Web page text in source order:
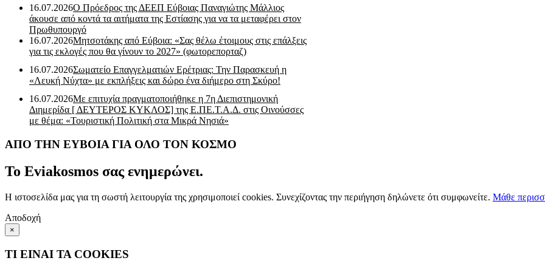
16.07.2026Ο Πρόεδρος της ΔΕΕΠ Εύβοιας Παναγιώτης Μάλλιος
άκουσε από κοντά τα αιτήματα της Εστίασης για να τα μεταφέρει στον
Πρωθυπουργό
16.07.2026Μητσοτάκης από Εύβοια: «Σας θέλω έτοιμους στις επάλξεις
για τις εκλογές που θα γίνουν το 2027» (φωτορεπορταζ)
16.07.2026Σωματείο Επαγγελματιών Ερέτριας: Την Παρασκευή η
«Λευκή Νύχτα» με εκπλήξεις και δώρο ένα διήμερο στη Σκύρο!
16.07.2026Με επιτυχία πραγματοποιήθηκε η 7η Διεπιστημονική
Διημερίδα [ ΔEYΤΕΡΟΣ ΚΥΚΛΟΣ] της Ε.ΠΕ.Τ.Α.Δ. στις Οινούσσες
με θέμα: «Τουριστική Πολιτική στα Μικρά Νησιά»
ΑΠΟ ΤΗΝ ΕΥΒΟΙΑ ΓΙΑ ΟΛΟ ΤΟΝ ΚΟΣΜΟ
Το Eviakosmos σας ενημερώνει.
Η ιστοσελίδα μας για τη σωστή λειτουργία της χρησιμοποιεί cookies. Συνεχίζοντας την περιήγηση δηλώνετε ότι συμφωνείτε. Μάθε
Αποδοχή
×
ΤΙ ΕΙΝΑΙ ΤΑ COOKIES